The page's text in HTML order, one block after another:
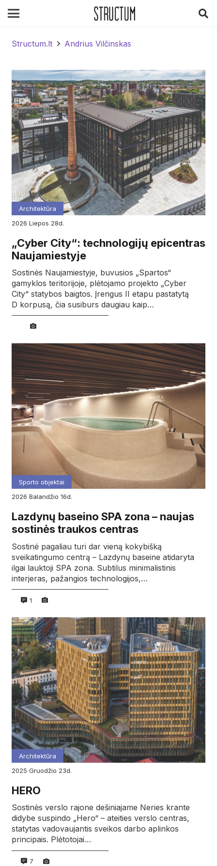
Structum.lt Andrius Vilčinskas
Architektūra
2026
liepos 28d.
„Cyber City“: technologijų epicentras
Naujamiestyje
Sostinės Naujamiestyje, buvusios „Spartos“
gamyklos teritorijoje, plėtojamo projekto „Cyber
City“ statybos baigtos. Įrengus II etapu pastatytą
D korpusą, čia susiburs daugiau kaip…
Sporto objektai
2026
balandžio 16d.
Lazdynų baseino SPA zona – naujas
sostinės traukos centras
Sostinė pagaliau turi dar vieną kokybišką
sveikatingumo centrą – Lazdynų baseine atidaryta
ilgai lauktoji SPA zona. Subtilus minimalistinis
interjeras, pažangios technologijos,…
1
Architektūra
2025
gruodžio 23d.
HERO
Sostinės verslo rajone dešiniajame Neries krante
didybe suspindo „Hero“ – ateities verslo centras,
statytas vadovaujantis sveikos darbo aplinkos
principais. Plėtotojai…
7